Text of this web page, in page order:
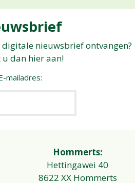
nieuwsbrief ontvangen?
dan hier aan!
mailadres:
Hommerts:
Hettingawei 40
8622 XX Hommerts